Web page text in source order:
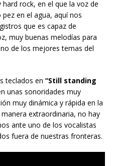
rock, en el que la voz de
en el agua, aquí nos
que es capaz de
muy buenas melodías para
de los mejores temas del
teclados en “Still standing
unas sonoridades muy
muy dinámica y rápida en la
extraordinaria, no hay
ante uno de los vocalistas
fuera de nuestras fronteras.